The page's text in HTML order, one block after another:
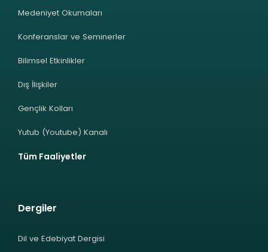
Medeniyet Okumaları
Konferanslar ve Seminerler
Bilimsel Etkinlikler
Dış İlişkiler
Gençlik Kolları
Yutub (Youtube) Kanalı
Tüm Faaliyetler
Dergiler
Dil ve Edebiyat Dergisi